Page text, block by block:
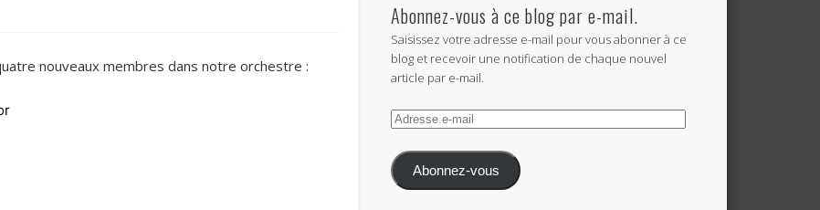
nouveaux membres dans notre orchestre :
Abonnez-vous à ce blog par e-mail.
Saisissez votre adresse e-mail pour vous abonner à ce
blog et recevoir une notification de chaque nouvel
article par e-mail.
Adresse
mail
Abonnez-vous